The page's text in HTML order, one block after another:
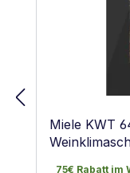
Miele KWT
75€ Rabatt im
75€ Rabatt im